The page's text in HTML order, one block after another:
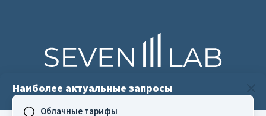
Агентство цифровой трансформации
Наиболее актуальные запросы
Облачные тарифы